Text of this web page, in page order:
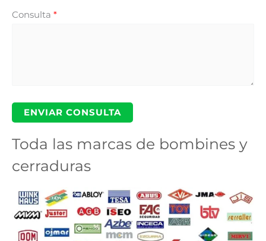
Consulta *
Toda las marcas de bombines y
cerraduras